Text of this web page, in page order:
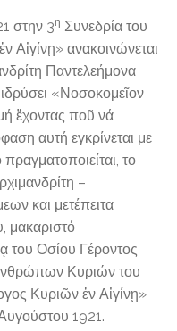
στην 3η Συνεδρία του
ανακοινώνεται
Παντελεήμονα
«Νοσοκομεῖον
ἔχοντας ποῦ νά
αυτή εγκρίνεται με
το
–
και μετέπειτα
μακαριστό
του Οσίου Γέροντος
Κυριών του
Κυριῶν ἐν Αἰγίνῃ»
Αυγούστου 1921.